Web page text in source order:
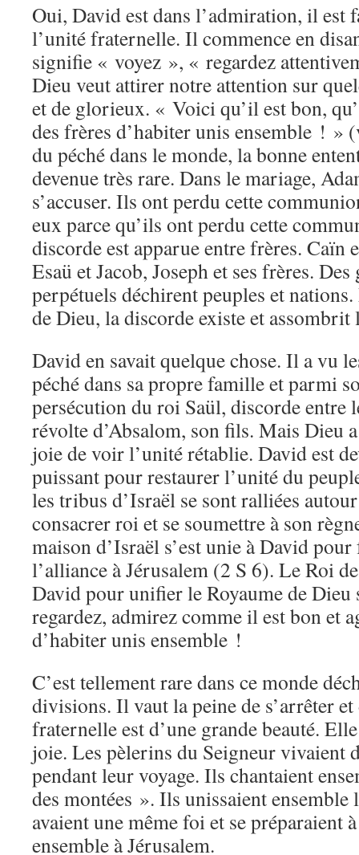
Oui, David est dans l’admiration, il est
l’unité fraternelle. Il commence en
signifie « voyez », « regardez
Dieu veut attirer notre attention sur
et de glorieux. « Voici qu’il est bon,
des frères d’habiter unis ensemble ! »
du péché dans le monde, la bonne
devenue très rare. Dans le mariage,
s’accuser. Ils ont perdu cette
eux parce qu’ils ont perdu cette
discorde est apparue entre frères. Caïn
Esaü et Jacob, Joseph et ses frères.
perpétuels déchirent peuples et
de Dieu, la discorde existe et assombrit
David en savait quelque chose. Il a vu
péché dans sa propre famille et parmi
persécution du roi Saül, discorde entre
révolte d’Absalom, son fils. Mais Dieu
joie de voir l’unité rétablie. David est
puissant pour restaurer l’unité du
les tribus d’Israël se sont ralliées
consacrer roi et se soumettre à son
maison d’Israël s’est unie à David
l’alliance à Jérusalem (2 S 6). Le Roi
David pour unifier le Royaume de Dieu
regardez, admirez comme il est bon et
d’habiter unis ensemble !
C’est tellement rare dans ce monde
divisions. Il vaut la peine de s’arrêter
fraternelle est d’une grande beauté.
joie. Les pèlerins du Seigneur vivaient
pendant leur voyage. Ils chantaient
des montées ». Ils unissaient
avaient une même foi et se préparaient
ensemble à Jérusalem.